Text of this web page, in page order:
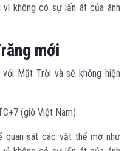
không có sự lấn át của ánh
mới
Mặt Trời và sẽ không hiện
(giờ Việt Nam).
quan sát các vật thể mờ như